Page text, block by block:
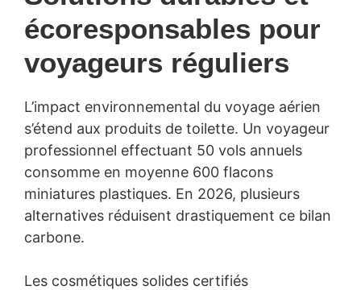
écoresponsables pour
voyageurs réguliers
L’impact environnemental du voyage aérien
s’étend aux produits de toilette. Un voyageur
professionnel effectuant 50 vols annuels
consomme en moyenne 600 flacons
miniatures plastiques. En 2026, plusieurs
alternatives réduisent drastiquement ce bilan
carbone.
Les cosmétiques solides certifiés